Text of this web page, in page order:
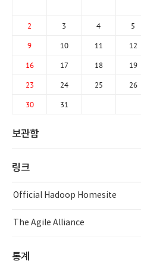
2 3 4 5
9 10 11 12
16 17 18 19
23 24 25 26
30 31
보관함
링크
Official Hadoop Homesite
The Agile Alliance
통계